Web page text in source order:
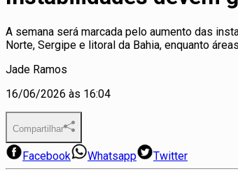
A semana será marcada pelo aumento das
Norte, Sergipe e litoral da Bahia, enquanto
Jade Ramos
16/06/2026 às 16:04
Compartilhar
Facebook Whatsapp Twitter